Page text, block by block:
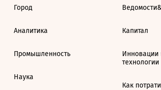
Город
Аналитика
Промышленность
Наука
Капитал
Инновации
технологии
Как